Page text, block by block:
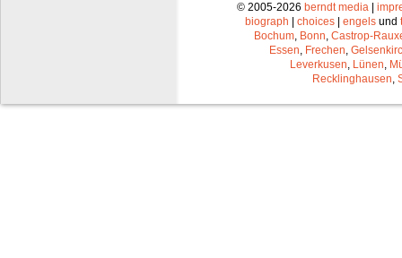
© 2005-2026 berndt media|
biograph
choices engels und
Bochum, Bonn, Castrop-
Essen, Frechen,
Leverkusen, Lünen,
Recklinghausen,